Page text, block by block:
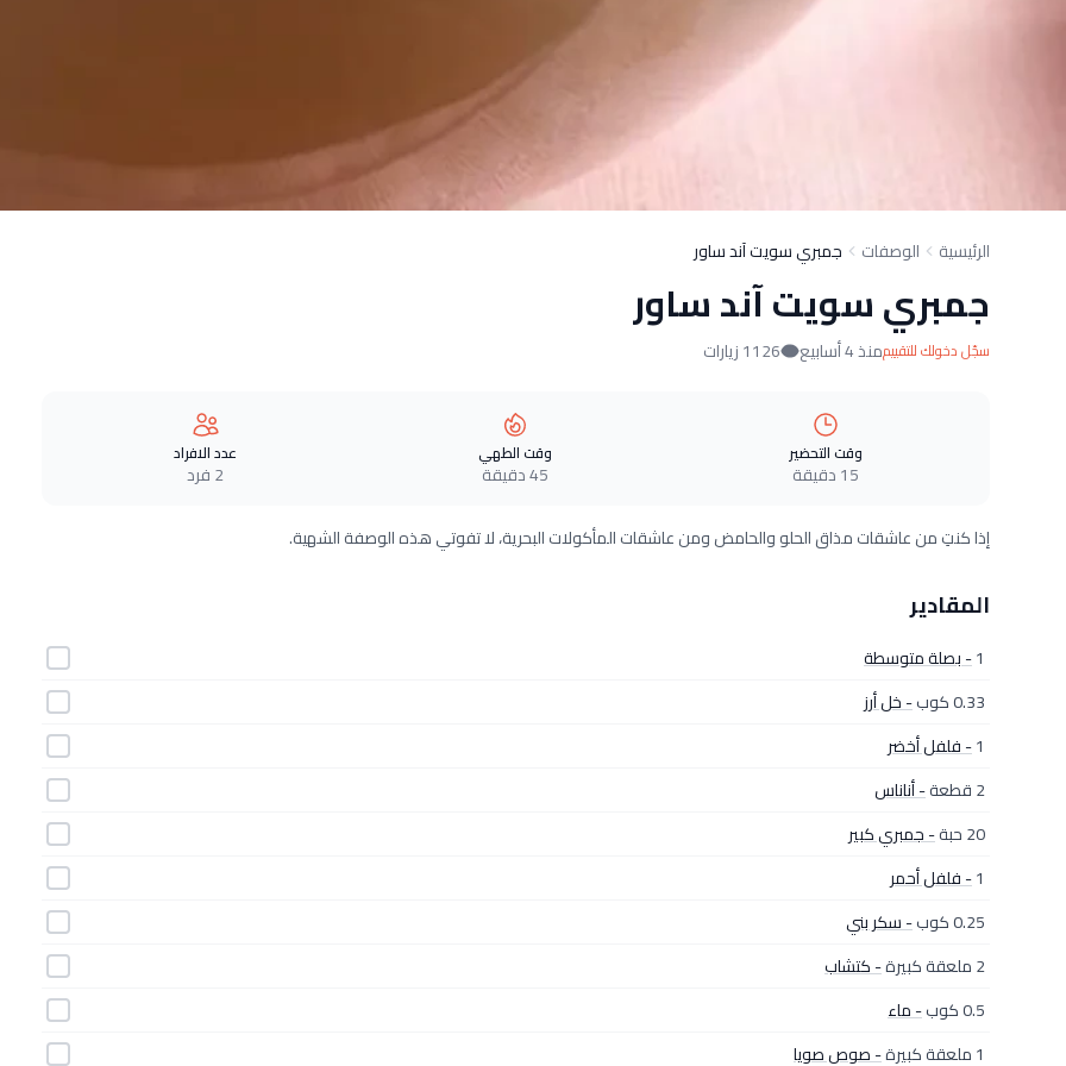
الرئيسية الوصفات جمبري سويت آند ساور
جمبري سويت آند ساور
سجّل دخولك للتقييممنذ 4 أسابيع 1126 زيارات
وقت التحضير
15 دقيقة
وقت الطهي
45 دقيقة
عدد الافراد
2 فرد
إذا كنتِ من عاشقات مذاق الحلو والحامض ومن عاشقات المأكولات البحرية، لا تفوتي هذه الوصفة الشهية.
المقادير
1- بصلة متوسطة
0.33 كوب
- خل أرز
1- فلفل أخضر
2 قطعة
- أناناس
20 حبة
- جمبري كبير
1- فلفل أحمر
0.25 كوب
- سكر بني
2 ملعقة كبيرة
- كتشاب
0.5 كوب
- ماء
1 ملعقة كبيرة
- صوص صويا